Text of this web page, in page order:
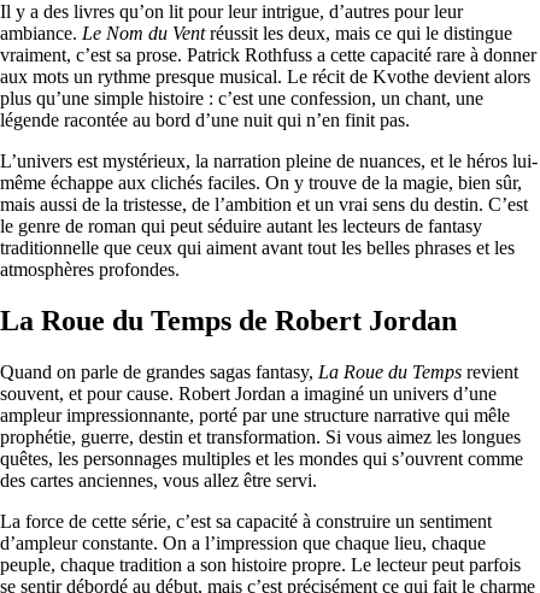
Il y a des livres qu’on lit pour leur intrigue, d’autres pour leur
ambiance. Le Nom du Ventréussit les deux, mais ce qui le distingue
vraiment, c’est sa prose. Patrick Rothfuss a cette capacité rare à donner
aux mots un rythme presque musical. Le récit de Kvothe devient alors
plus qu’une simple histoire : c’est une confession, un chant, une
légende racontée au bord d’une nuit qui n’en finit pas.
L’univers est mystérieux, la narration pleine de nuances, et le héros lui-
même échappe aux clichés faciles. On y trouve de la magie, bien sûr,
mais aussi de la tristesse, de l’ambition et un vrai sens du destin. C’est
le genre de roman qui peut séduire autant les lecteurs de fantasy
traditionnelle que ceux qui aiment avant tout les belles phrases et les
atmosphères profondes.
La Roue du Temps de Robert Jordan
Quand on parle de grandes sagas fantasy, La Roue du Temps revient
souvent, et pour cause. Robert Jordan a imaginé un univers d’une
ampleur impressionnante, porté par une structure narrative qui mêle
prophétie, guerre, destin et transformation. Si vous aimez les longues
quêtes, les personnages multiples et les mondes qui s’ouvrent comme
des cartes anciennes, vous allez être servi.
La force de cette série, c’est sa capacité à construire un sentiment
d’ampleur constante. On a l’impression que chaque lieu, chaque
peuple, chaque tradition a son histoire propre. Le lecteur peut parfois
se sentir débordé au début, mais c’est précisément ce qui fait le charme